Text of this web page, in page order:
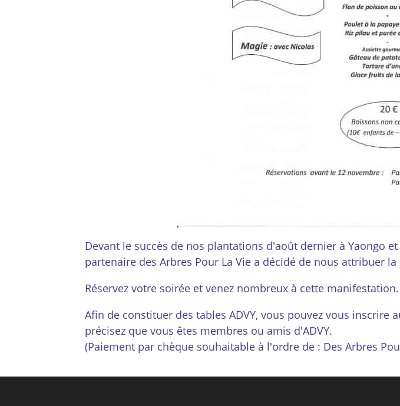
Devant le succès de nos plantations d'août dernier à Yaongo
partenaire des Arbres Pour La Vie a décidé de nous attribuer
Réservez votre soirée et venez nombreux à cette manifestation.
Afin de constituer des tables ADVY, vous pouvez vous
précisez que vous êtes membres ou amis d'ADVY.
(Paiement par chèque souhaitable à l'ordre de : Des Arbres